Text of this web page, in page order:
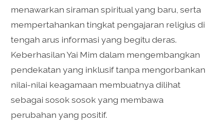
menawarkan siraman spiritual yang baru, serta
mempertahankan tingkat pengajaran religius di
tengah arus informasi yang begitu deras.
Keberhasilan Yai Mim dalam mengembangkan
pendekatan yang inklusif tanpa mengorbankan
nilai-nilai keagamaan membuatnya dilihat
sebagai sosok sosok yang membawa
perubahan yang positif.